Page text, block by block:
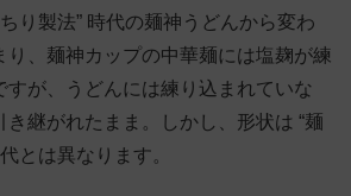
り製法” 時代の麺神うどんから変わ
り、麺神カップの中華麺には塩麹が練
すが、うどんには練り込まれていな
継がれたまま。しかし、形状は “麺
とは異なります。